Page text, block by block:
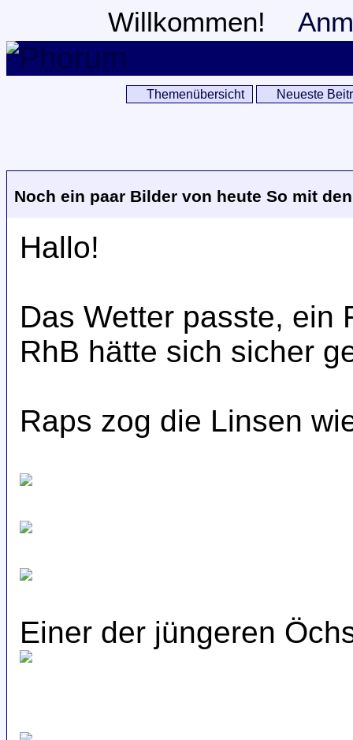
Willkommen!
Themenübersicht Neueste
Noch ein paar Bilder von heute So mit
Hallo!
Das Wetter passte, ein
RhB hätte sich sicher
Raps zog die Linsen
Einer der jüngeren